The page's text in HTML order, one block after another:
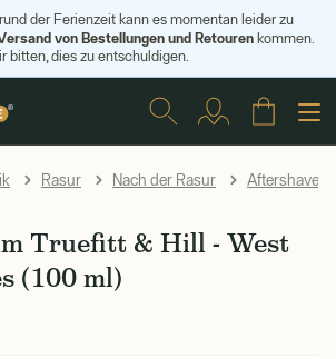
der Ferienzeit kann es momentan leider zu
von Bestellungen und Retourenkommen.
bitten, dies zu entschuldigen.
Rasur Nach der Rasur Aftershave
Truefitt & Hill - West
(100 ml)